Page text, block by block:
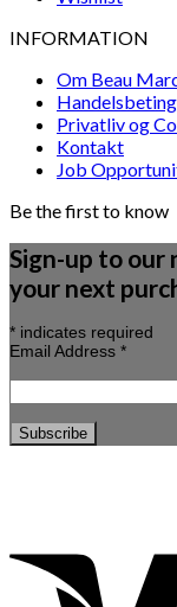
INFORMATION
Om Beau
Privatliv og
Kontakt
Job
Be the first to know
Sign-up to
your next
* indicates required
Email Address *